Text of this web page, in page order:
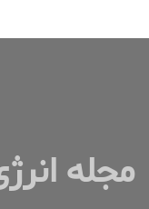
مجله